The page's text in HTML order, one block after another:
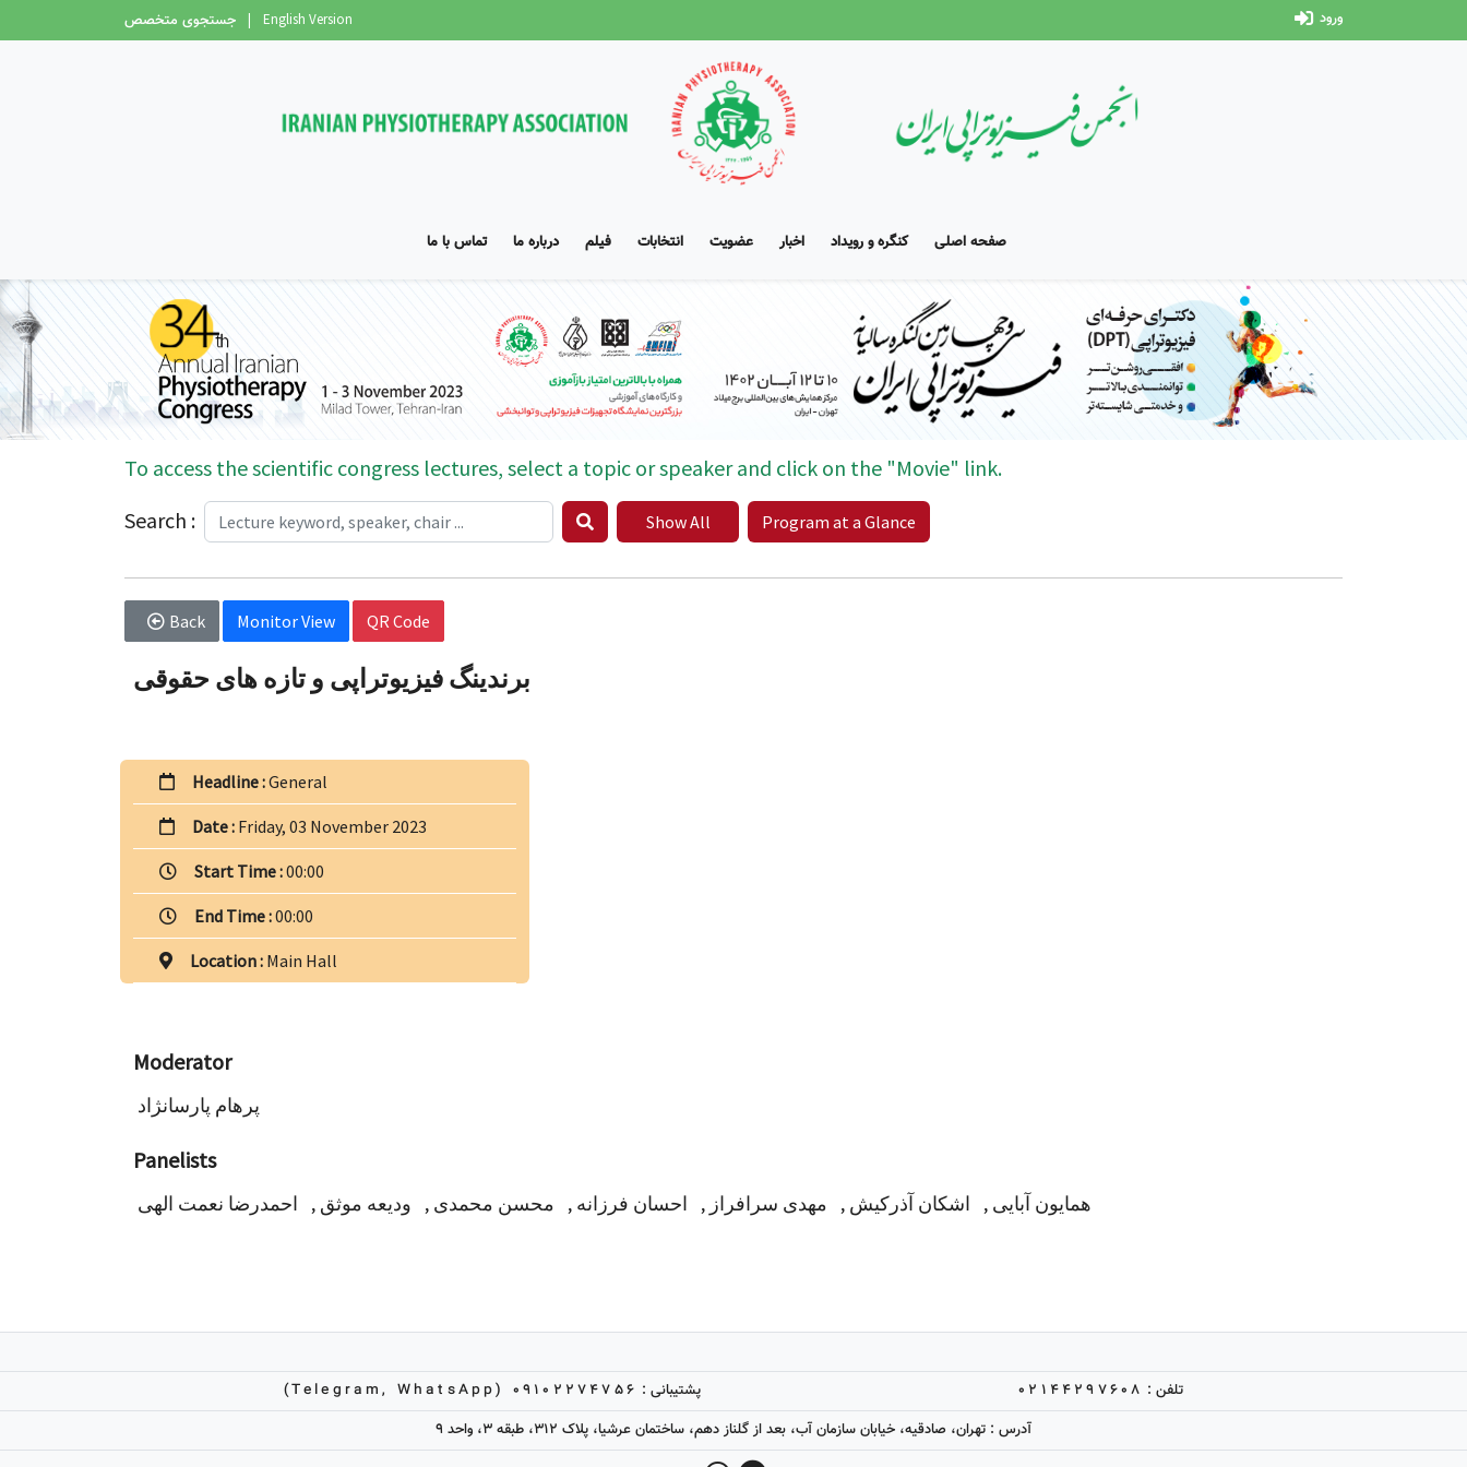
ورود English Version
| جستجوی متخصص
صفحه اصلی کنگره و رویداد اخبار عضویت انتخابات فیلم درباره ما تماس با ما
To access the scientific congress lectures, select a topic or speaker and click on the "Movie" link.
Search :
Show All Program at a Glance
Back Monitor View QR Code
برندینگ فیزیوتراپی و تازه های حقوقی
Headline :General
Date : Friday, 03 November 2023
Start Time :00:00
End Time :00:00
Location : Main Hall
Moderator
پرهام پارسانژاد
Panelists
همایون آبایی , اشکان آذرکیش , مهدی سرافراز , احسان فرزانه , محسن محمدی , ودیعه موثق , احمدرضا نعمت الهی
تلفن : 02144297608 پشتیبانی : 09102274756 (Telegram, WhatsApp)
آدرس : تهران، صادقیه، خیابان سازمان آب، بعد از گلناز دهم، ساختمان عرشیا، پلاک 312، طبقه 3، واحد 9